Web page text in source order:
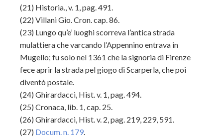
(21) Historia., v. 1, pag. 491.
(22) Villani Gio. Cron. cap. 86.
(23) Lungo qu’e’ luoghi scorreva l’antica strada
mulattiera che varcando l’Appennino entrava in
Mugello; fu solo nel 1361 che la signoria di Firenze
fece aprir la strada pel giogo di Scarperla, che poi
diventò postale.
(24) Ghirardacci, Hist. v. 1, pag. 494.
(25) Cronaca, lib. 1, cap. 25.
(26) Ghirardacci, Hist. v. 2, pag. 219, 229, 591.
(27) Docum. n. 179.